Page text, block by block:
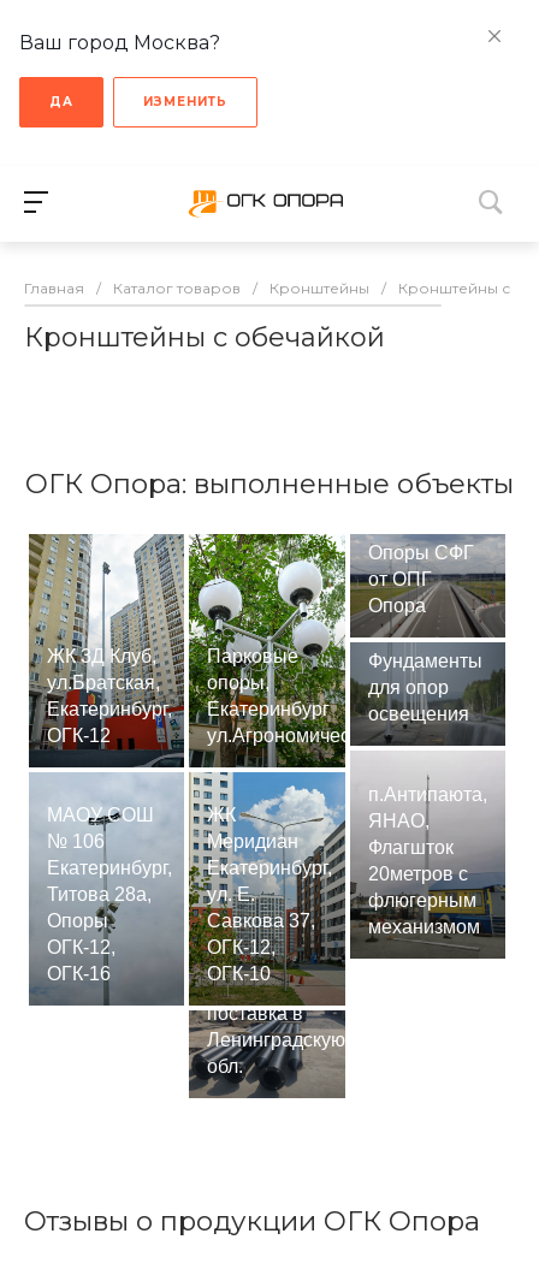
Ваш город Москва?
ДА ИЗМЕНИТЬ
Главная / Каталог товаров / Кронштейны / Кронштейны с
Кронштейны с обечайкой
ОГК Опора: выполненные объекты
ЖК 3Д Клуб,
ул.Братская,
Екатеринбург,
ОГК-12
МАОУ СОШ
№ 106
Екатеринбург,
Титова 28а,
Опоры
ОГК-12,
ОГК-16
Парковые
опоры,
Екатеринбург
ул.Агрономическая
ЖК
Меридиан
Екатеринбург,
ул. Е.
Савкова 37,
ОГК-12,
ОГК-10
Сваи
СМ-7,75м,
поставка в
Ленинградскую
обл.
Опоры СФГ
от ОПГ
Опора
Фундаменты
для опор
освещения
п.Антипаюта,
ЯНАО,
Флагшток
20метров с
флюгерным
механизмом
Отзывы о продукции ОГК Опора